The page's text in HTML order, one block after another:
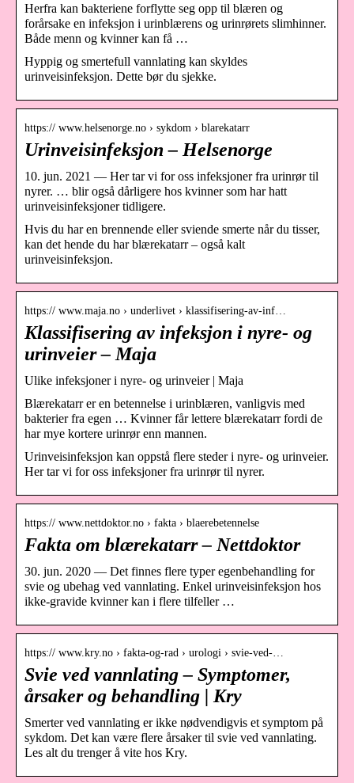
Herfra kan bakteriene forflytte seg opp til blæren og
forårsake en infeksjon i urinblærens og urinrørets slimhinner.
Både menn og kvinner kan få …
Hyppig og smertefull vannlating kan skyldes
urinveisinfeksjon. Dette bør du sjekke.
https:// www.helsenorge.no › sykdom › blarekatarr
Urinveisinfeksjon – Helsenorge
10. jun. 2021 — Her tar vi for oss infeksjoner fra urinrør til
nyrer. … blir også dårligere hos kvinner som har hatt
urinveisinfeksjoner tidligere.
Hvis du har en brennende eller sviende smerte når du tisser,
kan det hende du har blærekatarr – også kalt
urinveisinfeksjon.
https:// www.maja.no › underlivet › klassifisering-av-inf…
Klassifisering av infeksjon i nyre- og
urinveier – Maja
Ulike infeksjoner i nyre- og urinveier | Maja
Blærekatarr er en betennelse i urinblæren, vanligvis med
bakterier fra egen … Kvinner får lettere blærekatarr fordi de
har mye kortere urinrør enn mannen.
Urinveisinfeksjon kan oppstå flere steder i nyre- og urinveier.
Her tar vi for oss infeksjoner fra urinrør til nyrer.
https:// www.nettdoktor.no › fakta › blaerebetennelse
Fakta om blærekatarr – Nettdoktor
30. jun. 2020 — Det finnes flere typer egenbehandling for
svie og ubehag ved vannlating. Enkel urinveisinfeksjon hos
ikke-gravide kvinner kan i flere tilfeller …
https:// www.kry.no › fakta-og-rad › urologi › svie-ved-…
Svie ved vannlating – Symptomer,
årsaker og behandling | Kry
Smerter ved vannlating er ikke nødvendigvis et symptom på
sykdom. Det kan være flere årsaker til svie ved vannlating.
Les alt du trenger å vite hos Kry.